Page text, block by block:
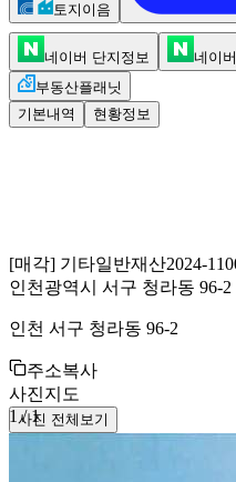
토지이음
네이버 단지정보 네이
부동산플래닛
기본내역
현황정보
[매각] 기타일반재산2024-
인천광역시 서구 청라동 96-
인천 서구 청라동 96-2
주소복사
사진지도
1 /1
사진 전체보기